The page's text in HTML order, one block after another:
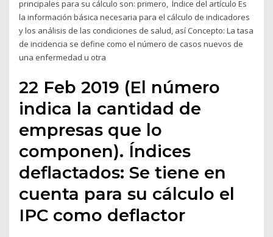
principales para su cálculo son: primero, Índice del artículo Es
la información básica necesaria para el cálculo de indicadores
y los análisis de las condiciones de salud, así Concepto: La tasa
de incidencia se define como el número de casos nuevos de
una enfermedad u otra
22 Feb 2019 (El número
indica la cantidad de
empresas que lo
componen). Índices
deflactados: Se tiene en
cuenta para su cálculo el
IPC como deflactor